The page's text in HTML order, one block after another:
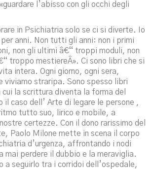
l’abisso con gli occhi degli
in Psichiatria solo se ci si diverte. Io
anni. Non tutti gli anni: non i primi
non gli ultimi â€“ troppi moduli, non
troppo mestiereÂ». Ci sono libri che si
intera. Ogni giorno, ogni sera,
viviamo straripa. Sono spesso libri
la scrittura diventa la forma del
il caso dell’ Arte di legare le persone ,
tutto suo, lirico e mobile, a
certezze. Con il dono rarissimo del
Paolo Milone mette in scena il corpo
d’urgenza, affrontando i nodi
mai perdere il dubbio e la meraviglia.
a seguirlo tra i corridoi dell’ospedale,